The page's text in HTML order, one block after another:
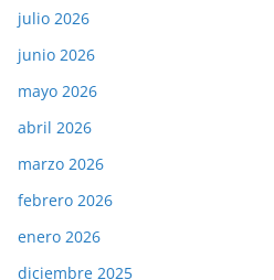
julio 2026
junio 2026
mayo 2026
abril 2026
marzo 2026
febrero 2026
enero 2026
diciembre 2025